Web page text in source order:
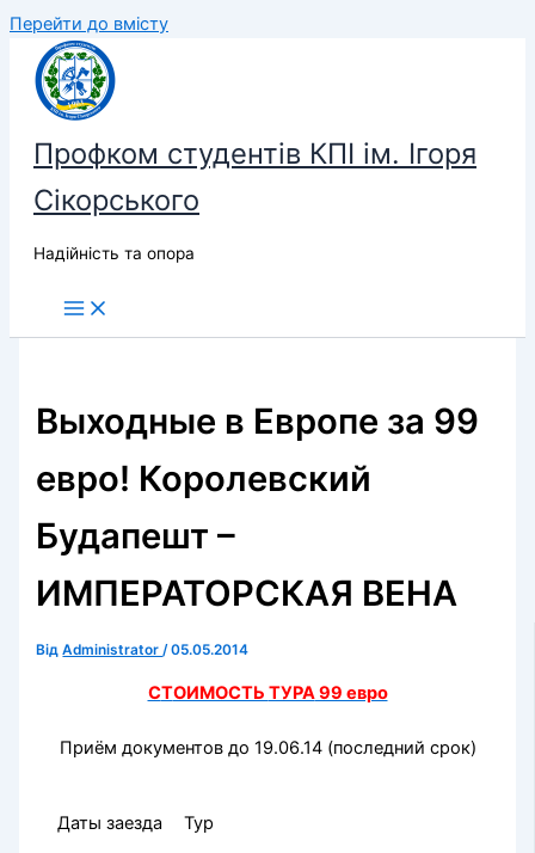
Перейти до вмісту
Профком студентів КПІ ім. Ігоря
Сікорського
Надійність та опора
Выходные в Европе за 99
евро! Королевский
Будапешт –
ИМПЕРАТОРСКАЯ ВЕНА
ВідAdministrator/05.05.2014
CТОИМОСТЬ ТУРА99 евро
Приём документов до 19.06.14 (последний срок)
Даты заезда Тур